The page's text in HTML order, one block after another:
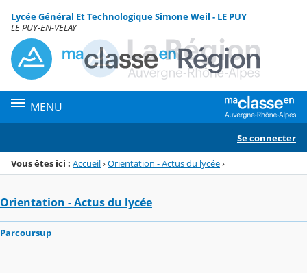
Menu de la rubrique
Contenu
Lycée Général Et Technologique Simone Weil - LE PUY
LE PUY-EN-VELAY
MENU
Se connecter
Vous êtes ici : Accueil›Orientation - Actus du lycée›
Orientation - Actus du lycée
Parcoursup